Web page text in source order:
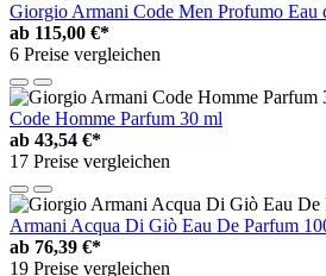
Giorgio Armani Code Men Profumo Eau
ab 115,00 €*
6 Preise vergleichen
Code Homme Parfum 30 ml
ab 43,54 €*
17 Preise vergleichen
Armani Acqua Di Giò Eau De Parfum
ab 76,39 €*
19 Preise vergleichen